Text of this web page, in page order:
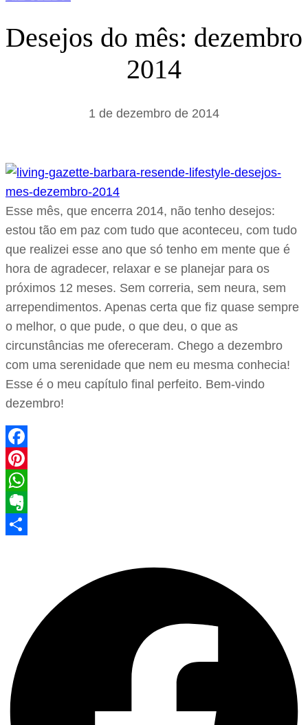
Desejos do mês: dezembro
2014
1 de dezembro de 2014
Esse mês, que encerra 2014, não tenho desejos:
estou tão em paz com tudo que aconteceu, com tudo
que realizei esse ano que só tenho em mente que é
hora de agradecer, relaxar e se planejar para os
próximos 12 meses. Sem correria, sem neura, sem
arrependimentos. Apenas certa que fiz quase sempre
o melhor, o que pude, o que deu, o que as
circunstâncias me ofereceram. Chego a dezembro
com uma serenidade que nem eu mesma conhecia!
Esse é o meu capítulo final perfeito. Bem-vindo
dezembro!
Facebook
Pinterest
WhatsApp
Evernote